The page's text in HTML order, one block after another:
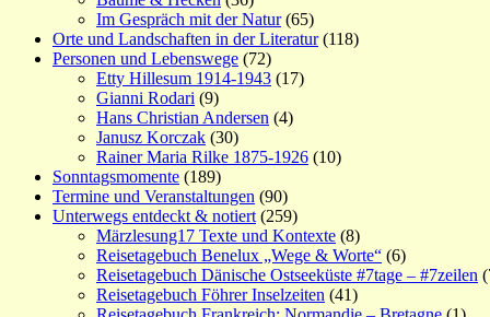
Im Gespräch mit der Natur(65)
Orte und Landschaften in der Literatur(118)
Personen und Lebenswege (72)
Etty Hillesum 1914-1943 (17)
Gianni Rodari (9)
Hans Christian Andersen (4)
Janusz Korczak (30)
Rainer Maria Rilke 1875-1926 (10)
Sonntagsmomente (189)
Termine und Veranstaltungen (90)
Unterwegs entdeckt & notiert (259)
Märzlesung17 Texte und Kontexte (8)
Reisetagebuch Benelux „Wege & Worte“ (6)
Reisetagebuch Dänische Ostseeküste #7tage – #7zeilen
Reisetagebuch Föhrer Inselzeiten (41)